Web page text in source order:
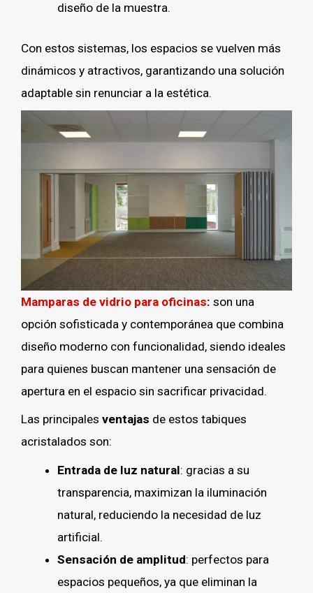
diseño de la muestra.
Con estos sistemas, los espacios se vuelven más
dinámicos y atractivos, garantizando una solución
adaptable sin renunciar a la estética.
Mamparas de vidrio para oficinas: son una
opción sofisticada y contemporánea que combina
diseño moderno con funcionalidad, siendo ideales
para quienes buscan mantener una sensación de
apertura en el espacio sin sacrificar privacidad.
Las principales ventajas de estos tabiques
acristalados son:
Entrada de luz natural: gracias a su
transparencia, maximizan la iluminación
natural, reduciendo la necesidad de luz
artificial.
Sensación de amplitud: perfectos para
espacios pequeños, ya que eliminan la